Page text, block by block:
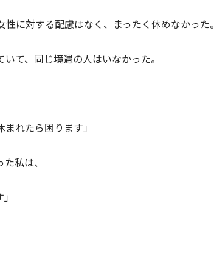
に対する配慮はなく、まったく休めなかった。
て、同じ境遇の人はいなかった。
れたら困ります」
私は、